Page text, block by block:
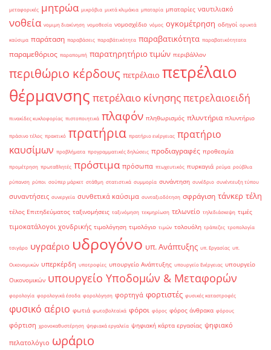
μεταφορικές μητρώα μικρόβια μικτά κλιμάκια μπαταρία μπαταρίες ναυτιλιακό
νοθεία νομιμη διακίνηση νομοθεσία νομοσχέδιο νόμος ογκομέτρηση οδηγοί ορυκτά
καύσιμα παράταση παραβάσεις παραβάτικότητα παραβατικότητα παραβατικότητατα
παραμεθόριος παραπομπή παρατηρητήριο τιμών περιβάλλον
περιθώριο κέρδους πετρέλαιο πετρέλαιο
θέρμανσης πετρέλαιο κίνησηςπετρελαιοειδή
πινακίδες κυκλοφορίας πιστοποιητικά πλαφόν πληθωρισμός πλυντήρια πλυντήριο
πράσινο τέλος πρακτικό πρατήρια πρατήριο ενέργειας πρατήριο
καυσίμων προβλήματα προγραμματικές δηλώσεις προδιαγραφές προθεσμία
προμέτρηση πρωταθλητές πρόστιμα πρόσωπα πτωχευτικός πυρκαγιά ρεύμα ρούβλια
ρύπανση ρύποι σούπερ μάρκετ στάθμη στατιστικά συμμορία συνάντηση συνέδριο συνέντευξη τύπου
συναντήσεις συνεργεία συνθετικά καύσιμα συνταξιοδότηση σφράγιση τάνκερ τέλη
τέλος Επιτηδεύματος ταξινομήσεις ταξινόμηση τεκμηρίωση τελωνείο τηλεδιάσκεψη τιμές
τιμοκατάλογοι χονδρικής τιμολόγηση τιμολόγιο τιμών τολουόλη τράπεζες τροπολογία
τσιγάρο υγραέριο υδρογόνο υπ. Ανάπτυξης υπ. Εργασίας υπ.
Οικονομικών υπερκέρδη υποτροφίες υπουργείο Ανάπτυξης υπουργείο Ενέργειας υπουργείο
Οικονομικών υπουργείο Υποδομών & Μεταφορών
φορολογία φορολογικά έσοδα φορολόγηση φορτηγά φορτιστές φυσικές καταστροφές
φυσικό αέριο φωτιά φωτοβολταϊκά φόροι φόρος φόρος άνθρακα φόρους
φόρτιση χρονοκαθυστέρηση ψηφιακά εργαλεία ψηφιακή κάρτα εργασίας ψηφιακό
πελατολόγιο ωράριο